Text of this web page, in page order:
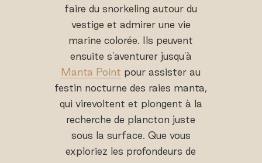
faire du snorkeling autour du
vestige et admirer une vie
marine colorée. Ils peuvent
ensuite s'aventurer jusqu'à
Manta Point pour assister au
festin nocturne des raies manta,
qui virevoltent et plongent à la
recherche de plancton juste
sous la surface. Que vous
exploriez les profondeurs de